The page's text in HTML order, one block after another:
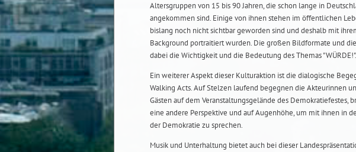
Altersgruppen von 15 bis 90 Jahren, die schon lange in
angekommen sind. Einige von ihnen stehen im öffentlichen
bislang noch nicht sichtbar geworden sind und deshalb mit
Background portraitiert wurden. Die großen Bildformate und
dabei die Wichtigkeit und die Bedeutung des Themas "WÜRDE!".
Ein weiterer Aspekt dieser Kulturaktion ist die dialogische
Walking Acts. Auf Stelzen laufend begegnen die Akteurinnen
Gästen auf dem Veranstaltungsgelände des Demokratiefestes,
eine andere Perspektive und auf Augenhöhe, um mit ihnen in
der Demokratie zu sprechen.
Musik und Unterhaltung bietet auch bei dieser